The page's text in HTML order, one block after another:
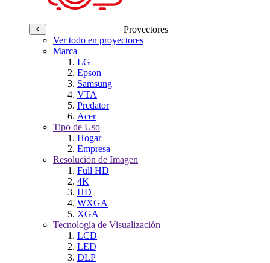
Proyectores
Ver todo en proyectores
Marca
LG
Epson
Samsung
VTA
Predator
Acer
Tipo de Uso
Hogar
Empresa
Resolución de Imagen
Full HD
4K
HD
WXGA
XGA
Tecnología de Visualización
LCD
LED
DLP